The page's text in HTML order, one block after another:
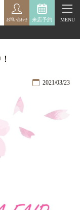
来店予約
お問い合わせ MENU
2021/03/23